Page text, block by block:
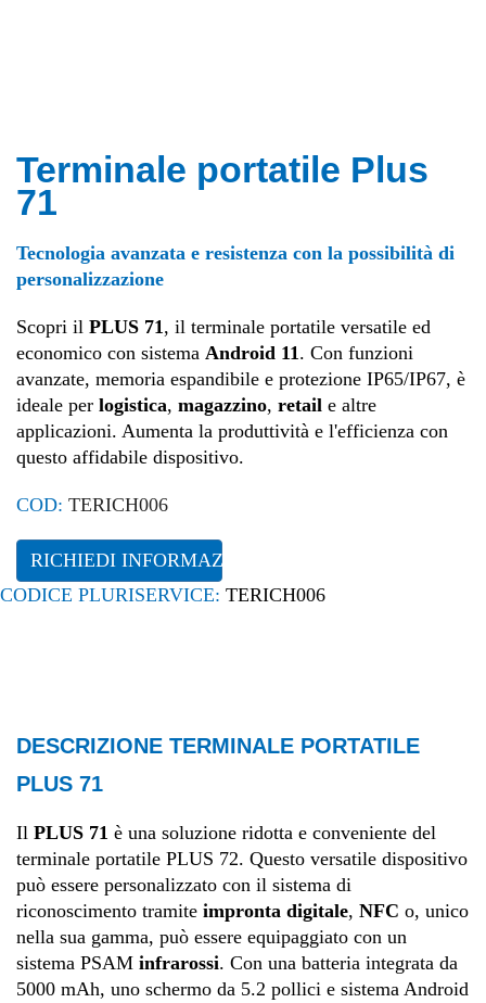
Terminale portatile Plus
71
Tecnologia avanzata e resistenza con la possibilità di
personalizzazione
Scopri il PLUS 71, il terminale portatile versatile ed
economico con sistema Android 11. Con funzioni
avanzate, memoria espandibile e protezione IP65/IP67, è
ideale per logistica, magazzino, retail e altre
applicazioni. Aumenta la produttività e l'efficienza con
questo affidabile dispositivo.
COD: TERICH006
RICHIEDI INFORMAZIONI
CODICE PLURISERVICE: TERICH006
DESCRIZIONE TERMINALE PORTATILE
PLUS 71
Il PLUS 71 è una soluzione ridotta e conveniente del
terminale portatile PLUS 72. Questo versatile dispositivo
può essere personalizzato con il sistema di
riconoscimento tramite impronta digitale, NFC o, unico
nella sua gamma, può essere equipaggiato con un
sistema PSAM infrarossi. Con una batteria integrata da
5000 mAh, uno schermo da 5.2 pollici e sistema Android